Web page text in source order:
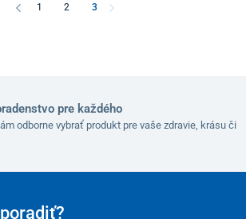
1 2 3
pre každého
odborne vybrať produkt pre vaše zdravie, krásu či